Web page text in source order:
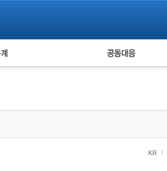
피해사례 통계 피해자 공동대응
KR